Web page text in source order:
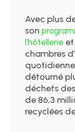
Avec plus
son
l’hôtellerie
chambres
détourné
déchets
de 86,3
recyclées